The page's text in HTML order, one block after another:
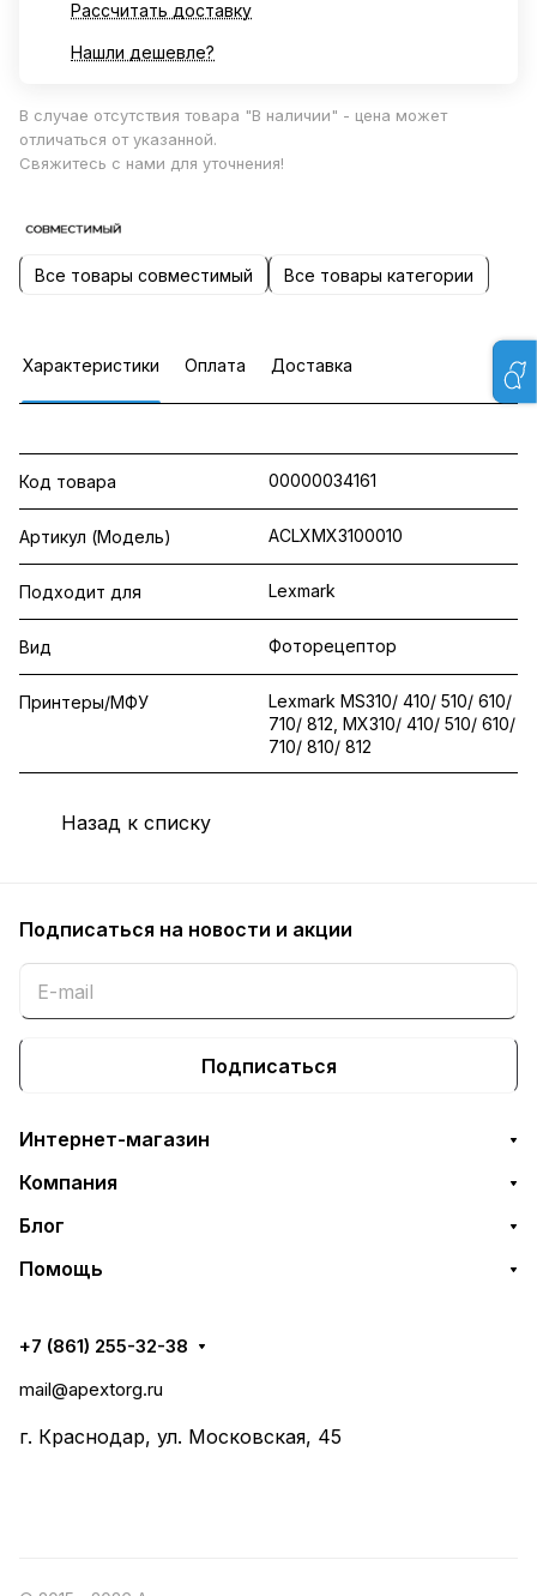
Рассчитать доставку
Нашли дешевле?
В случае отсутствия товара "В наличии" - цена может
отличаться от указанной.
Свяжитесь с нами для уточнения!
Все товары совместимый Все товары категории
Характеристики Оплата Доставка
Код товара 00000034161
Артикул (Модель) ACLXMX3100010
Подходит для Lexmark
Вид Фоторецептор
Принтеры/МФУ
Lexmark MS310/ 410/ 510/ 610/
710/ 812, MX310/ 410/ 510/ 610/
710/ 810/ 812
Назад к списку
Подписаться на новости и акции
Подписаться
Интернет-магазин
Компания
Блог
Помощь
+7 (861) 255-32-38
mail@apextorg.ru
г. Краснодар, ул. Московская, 45